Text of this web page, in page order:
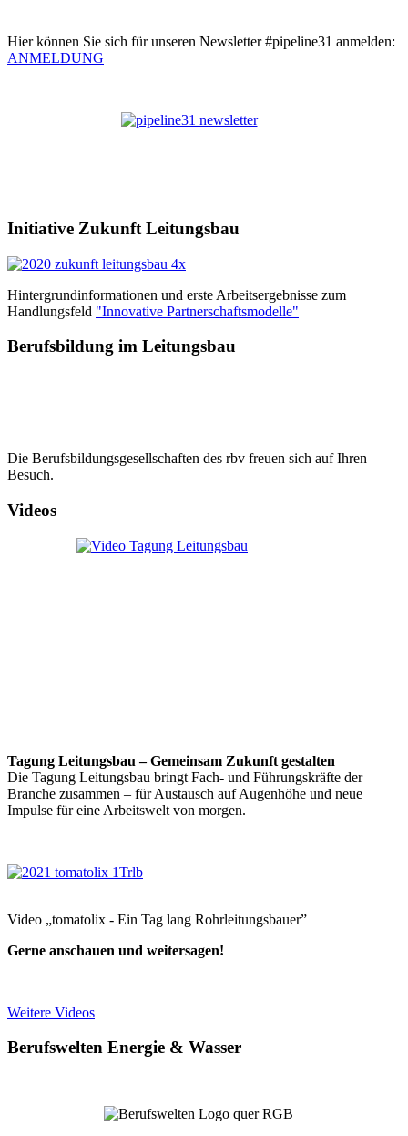
Hier können Sie sich für unseren Newsletter #pipeline31 anmelden:
ANMELDUNG
Initiative Zukunft Leitungsbau
Hintergrundinformationen und erste Arbeitsergebnisse zum
Handlungsfeld "Innovative Partnerschaftsmodelle"
Berufsbildung im Leitungsbau
Die Berufsbildungsgesellschaften des rbv freuen sich auf Ihren
Besuch.
Videos
Tagung Leitungsbau – Gemeinsam Zukunft gestalten
Die Tagung Leitungsbau bringt Fach- und Führungskräfte der
Branche zusammen – für Austausch auf Augenhöhe und neue
Impulse für eine Arbeitswelt von morgen.
Video „tomatolix - Ein Tag lang Rohrleitungsbauer”
Gerne anschauen und weitersagen!
Weitere Videos
Berufswelten Energie & Wasser